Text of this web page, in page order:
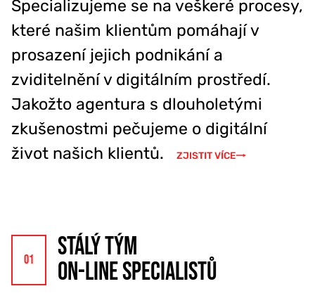
777 353 464
Specializujeme se na veškeré procesy,
které našim klientům pomáhají v
prosazení jejich podnikání a
zviditelnění v digitálním prostředí.
Jakožto agentura s dlouholetými
zkušenostmi pečujeme o digitální
život našich klientů.
ZJISTIT VÍCE
STÁLÝ TÝM
ON-LINE SPECIALISTŮ